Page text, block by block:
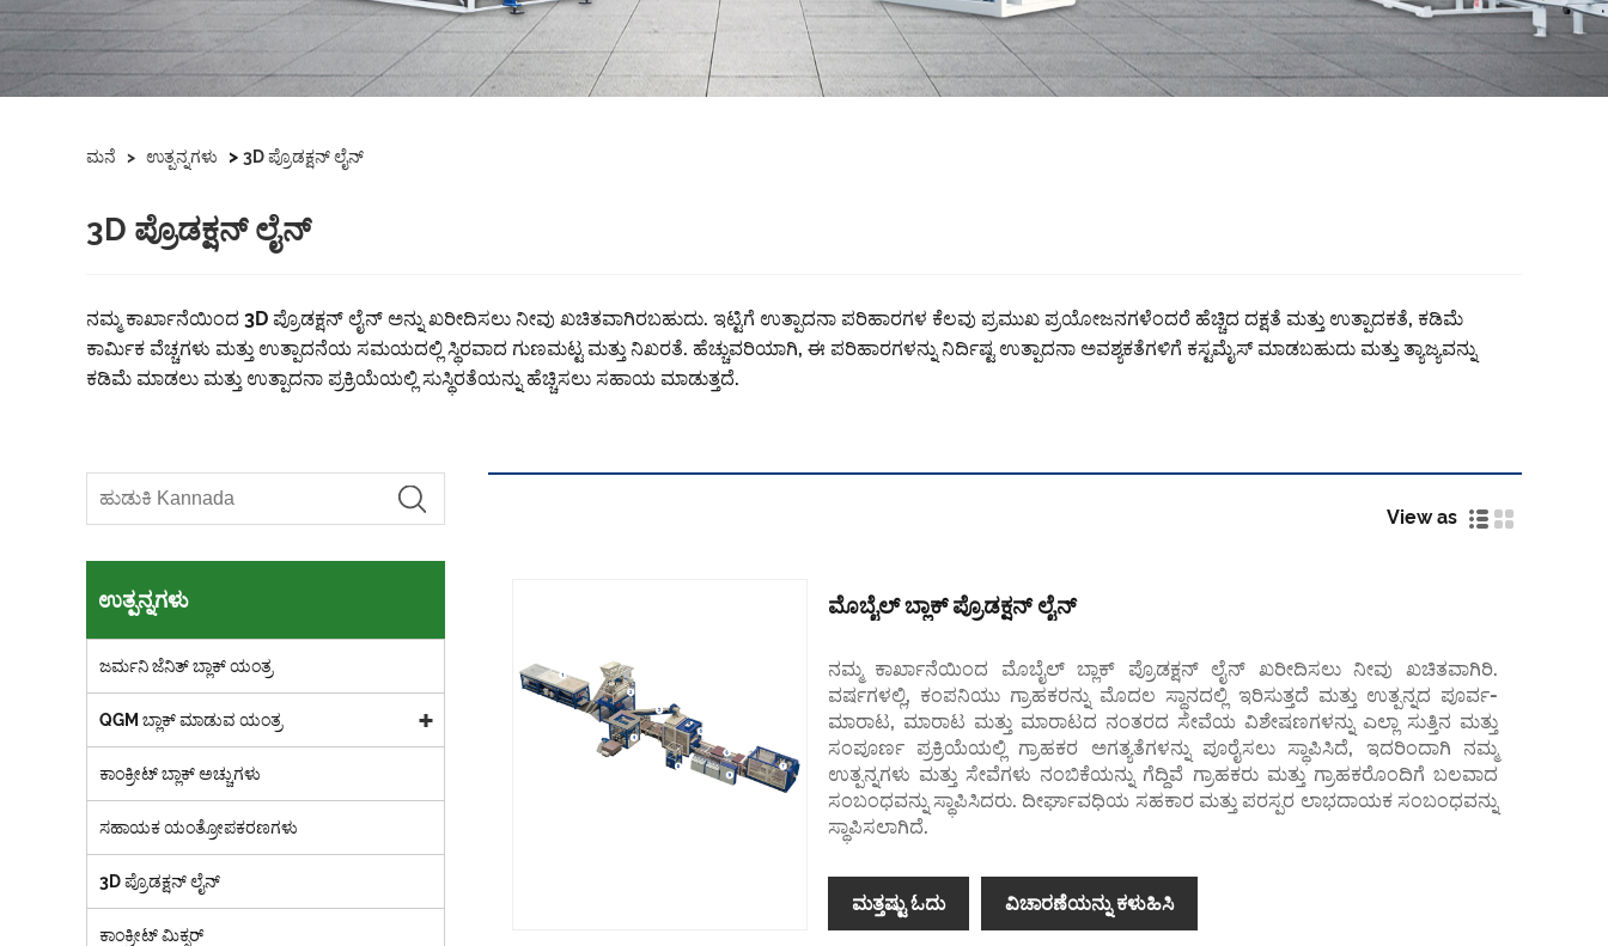
ಮನೆ > ಉತ್ಪನ್ನಗಳು > 3D ಪ್ರೊಡಕ್ಷನ್ ಲೈನ್
3D ಪ್ರೊಡಕ್ಷನ್ ಲೈನ್
ನಮ್ಮ ಕಾರ್ಖಾನೆಯಿಂದ 3D ಪ್ರೊಡಕ್ಷನ್ ಲೈನ್ ಅನ್ನು ಖರೀದಿಸಲು ನೀವು ಖಚಿತವಾಗಿರಬಹುದು. ಇಟ್ಟಿಗೆ ಉತ್ಪಾದನಾ ಪರಿಹಾರಗಳ ಕೆಲವು ಪ್ರಮುಖ ಪ್ರಯೋಜನಗಳೆಂದರೆ ಹೆಚ್ಚಿದ ದಕ್ಷತೆ ಮತ್ತು ಉತ್ಪಾದಕತೆ, ಕಡಿಮೆ
ಕಾರ್ಮಿಕ ವೆಚ್ಚಗಳು ಮತ್ತು ಉತ್ಪಾದನೆಯ ಸಮಯದಲ್ಲಿ ಸ್ಥಿರವಾದ ಗುಣಮಟ್ಟ ಮತ್ತು ನಿಖರತೆ. ಹೆಚ್ಚುವರಿಯಾಗಿ, ಈ ಪರಿಹಾರಗಳನ್ನು ನಿರ್ದಿಷ್ಟ ಉತ್ಪಾದನಾ ಅವಶ್ಯಕತೆಗಳಿಗೆ ಕಸ್ಟಮೈಸ್ ಮಾಡಬಹುದು ಮತ್ತು ತ್ಯಾಜ್ಯವನ್ನು
ಕಡಿಮೆ ಮಾಡಲು ಮತ್ತು ಉತ್ಪಾದನಾ ಪ್ರಕ್ರಿಯೆಯಲ್ಲಿ ಸುಸ್ಥಿರತೆಯನ್ನು ಹೆಚ್ಚಿಸಲು ಸಹಾಯ ಮಾಡುತ್ತದೆ.
ಉತ್ಪನ್ನಗಳು
ಜರ್ಮನಿ ಜೆನಿತ್ ಬ್ಲಾಕ್ ಯಂತ್ರ
QGM ಬ್ಲಾಕ್ ಮಾಡುವ ಯಂತ್ರ
ಕಾಂಕ್ರೀಟ್ ಬ್ಲಾಕ್ ಅಚ್ಚುಗಳು
ಸಹಾಯಕ ಯಂತ್ರೋಪಕರಣಗಳು
3D ಪ್ರೊಡಕ್ಷನ್ ಲೈನ್
ಕಾಂಕ್ರೀಟ್ ಮಿಕ್ಸರ್
View as
ಮೊಬೈಲ್ ಬ್ಲಾಕ್ ಪ್ರೊಡಕ್ಷನ್ ಲೈನ್
ನಮ್ಮ ಕಾರ್ಖಾನೆಯಿಂದ ಮೊಬೈಲ್ ಬ್ಲಾಕ್ ಪ್ರೊಡಕ್ಷನ್ ಲೈನ್ ಖರೀದಿಸಲು ನೀವು ಖಚಿತವಾಗಿರಿ.
ವರ್ಷಗಳಲ್ಲಿ, ಕಂಪನಿಯು ಗ್ರಾಹಕರನ್ನು ಮೊದಲ ಸ್ಥಾನದಲ್ಲಿ ಇರಿಸುತ್ತದೆ ಮತ್ತು ಉತ್ಪನ್ನದ ಪೂರ್ವ-
ಮಾರಾಟ, ಮಾರಾಟ ಮತ್ತು ಮಾರಾಟದ ನಂತರದ ಸೇವೆಯ ವಿಶೇಷಣಗಳನ್ನು ಎಲ್ಲಾ ಸುತ್ತಿನ ಮತ್ತು
ಸಂಪೂರ್ಣ ಪ್ರಕ್ರಿಯೆಯಲ್ಲಿ ಗ್ರಾಹಕರ ಅಗತ್ಯತೆಗಳನ್ನು ಪೂರೈಸಲು ಸ್ಥಾಪಿಸಿದೆ, ಇದರಿಂದಾಗಿ ನಮ್ಮ
ಉತ್ಪನ್ನಗಳು ಮತ್ತು ಸೇವೆಗಳು ನಂಬಿಕೆಯನ್ನು ಗೆದ್ದಿವೆ ಗ್ರಾಹಕರು ಮತ್ತು ಗ್ರಾಹಕರೊಂದಿಗೆ ಬಲವಾದ
ಸಂಬಂಧವನ್ನು ಸ್ಥಾಪಿಸಿದರು. ದೀರ್ಘಾವಧಿಯ ಸಹಕಾರ ಮತ್ತು ಪರಸ್ಪರ ಲಾಭದಾಯಕ ಸಂಬಂಧವನ್ನು
ಸ್ಥಾಪಿಸಲಾಗಿದೆ.
ಮತ್ತಷ್ಟು ಓದು ವಿಚಾರಣೆಯನ್ನು ಕಳುಹಿಸಿ